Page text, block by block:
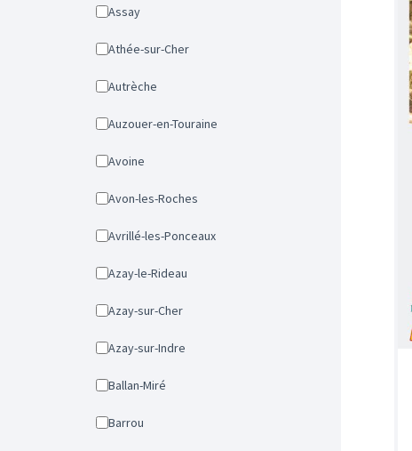
Assay
Athée-sur-Cher
Autrèche
Auzouer-en-Touraine
Avoine
Avon-les-Roches
Avrillé-les-Ponceaux
Azay-le-Rideau
Azay-sur-Cher
Azay-sur-Indre
Ballan-Miré
Barrou